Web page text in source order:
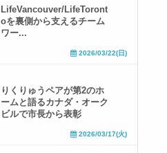
LifeVancouver/LifeToront
oを裏側から支えるチーム
ワー...
2026/03/22(日)
りくりゅうペアが第2のホ
ームと語るカナダ・オーク
ビルで市長から表彰
2026/03/17(火)